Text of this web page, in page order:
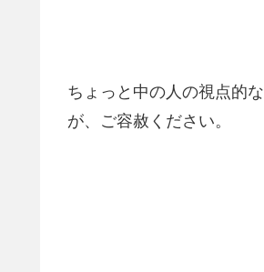
ちょっと中の人の視点的
が、ご容赦ください。